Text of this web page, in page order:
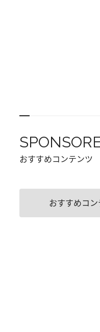
おすすめコンテンツ
おすすめコ